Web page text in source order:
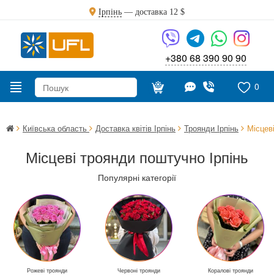
Ірпінь — доставка 12 $
+380 68 390 90 90
0
Київська область Доставка квітів Ірпінь Троянди Ірпінь
Місцеві троянди поштучно Ірпінь
Популярні категорії
Рожеві троянди Червоні троянди Коралові троянди